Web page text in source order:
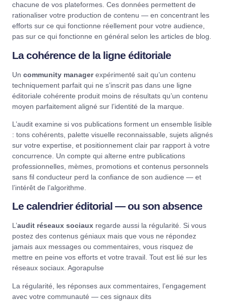
chacune de vos plateformes. Ces données permettent de
rationaliser votre production de contenu — en concentrant les
efforts sur ce qui fonctionne réellement pour votre audience,
pas sur ce qui fonctionne en général selon les articles de blog.
La cohérence de la ligne éditoriale
Un community managerexpérimenté sait qu’un contenu
techniquement parfait qui ne s’inscrit pas dans une ligne
éditoriale cohérente produit moins de résultats qu’un contenu
moyen parfaitement aligné sur l’identité de la marque.
L’audit examine si vos publications forment un ensemble lisible
: tons cohérents, palette visuelle reconnaissable, sujets alignés
sur votre expertise, et positionnement clair par rapport à votre
concurrence. Un compte qui alterne entre publications
professionnelles, mèmes, promotions et contenus personnels
sans fil conducteur perd la confiance de son audience — et
l’intérêt de l’algorithme.
Le calendrier éditorial — ou son absence
L’audit réseaux sociaux regarde aussi la régularité. Si vous
postez des contenus géniaux mais que vous ne répondez
jamais aux messages ou commentaires, vous risquez de
mettre en peine vos efforts et votre travail. Tout est lié sur les
réseaux sociaux. Agorapulse
La régularité, les réponses aux commentaires, l’engagement
avec votre communauté — ces signaux dits